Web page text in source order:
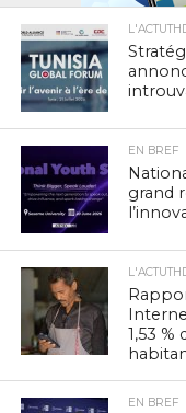
EN BREF
grand
1,53
EN BREF